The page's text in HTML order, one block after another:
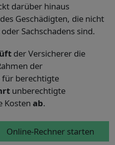
darüber hinaus
des Geschädigten, die nicht
Sachschadens sind.
der Versicherer die
der
berechtigte
unberechtigte
Kosten ab.
Online-Rechner starten